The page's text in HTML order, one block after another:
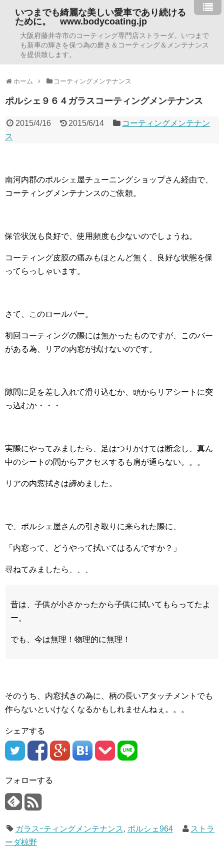
いつまでも綺麗な美しい愛車であり続ける
ために。 www.bodycoating.jp
大阪府藤井寺市のコーティング専門店ストラーダ。いつまで
も新車の輝きを保つ為の磨き＆コーティング＆メンテナンス
を提供致します。
ホーム コーティングメンテナンス
ポルシェ９６４ガラスコーティングメンテナンス
2015/4/16 2015/6/14
コーティングメンテナン
ス
南河内郡のポルシェ屋チューニングショップさん経由で、
コーティングメンテナンスのご依頼。
保管状況も良好で、使用頻度も少ないのでしょうね。
コーティング皮膜の痛みもほとんど無く、良好な状態を保
ってらっしゃいます。
さて、このロールバー。
初回コーティングの際には無かったものですが、このバー
がある為、リアの内窓が拭けないのです。
隙間に足を差し入れて滑り込むか、頭からリアシートに突
っ込むか・・・
実際にやってみましたら、足はつりかけては断念し、真ん
中のシートの間からアクセスするも肩が通らない。。。
リアの内窓拭きは諦めました。
で、ポルシェ屋さんの引き取りに来られた際に、
「内窓って、どうやって拭いてはるんですか？」
尋ねてみましたら、、、
昔は、子供が小さかったから子供に拭いてもらってたよ
ー。
でも、今は無理！物理的に無理！
そのうち、内窓拭きの為に、柄の長いアタッチメントでも
作らないといけなくなるかもしれませんねぇ。。。
シェアする
フォローする
ガラスｰティングメンテナンス, ポルシェ964
ストラ
ーダ椋野